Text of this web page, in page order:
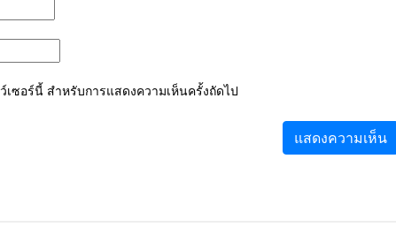
ซอร์นี้ สำหรับการแสดงความเห็นครั้งถัดไป